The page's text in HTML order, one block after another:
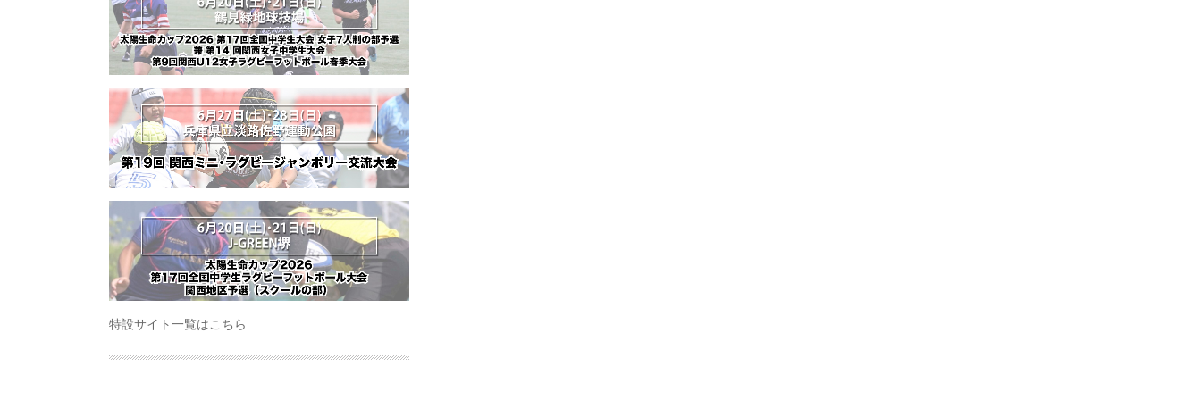
特設サイト一覧はこちら